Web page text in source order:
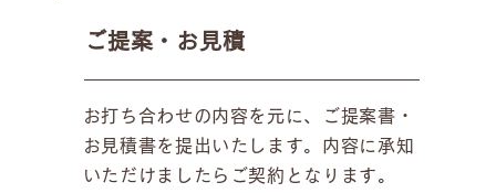
ご提案・お見積
お打ち合わせの内容を元に、ご提案書・
お見積書を提出いたします。内容に承知
いただけましたらご契約となります。